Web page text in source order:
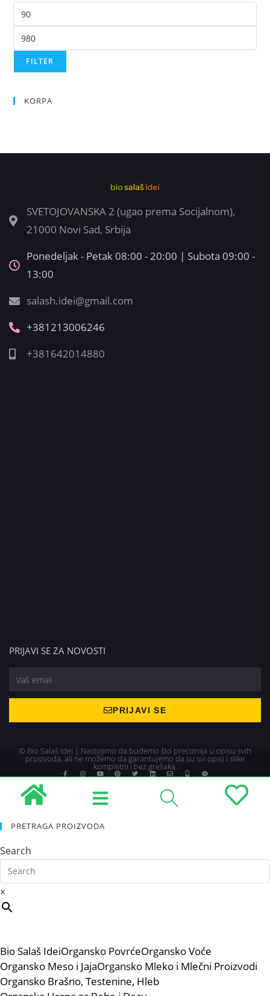
FILTER
KORPA
SVETOJOVANSKA 2 (ugao prema Socijalnom),
21000 Novi Sad, Srbija
Ponedeljak - Petak 08:00 - 20:00 | Subota 09:00 -
13:00
salash.idei@gmail.com
+381213006246
+381642014880
PRIJAVI SE ZA NOVOSTI
PRIJAVI SE
© Bio Salaš Idei | Nastojimo da budemo što preciznija u opisu svih
proizvoda, ali ne možemo da garantujemo da su svi opisi i slike
kompletni i bez grešaka.
PRETRAGA PROIZVODA
Search
×
Bio Salaš IdeiOrgansko PovrćeOrgansko Voće
Organsko Meso i JajaOrgansko Mleko i Mlečni Proizvodi
Organsko Brašno, Testenine, Hleb